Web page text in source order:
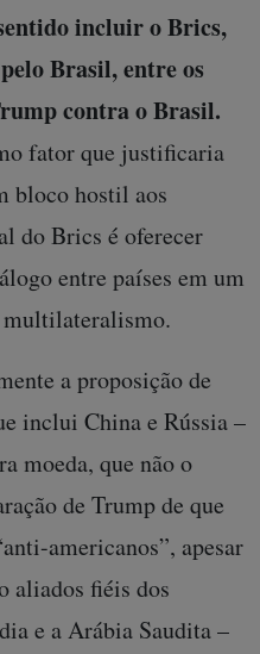
incluir o Brics,
Brasil, entre os
contra o Brasil.
fator que justificaria
bloco hostil aos
do Brics é oferecer
entre países em um
multilateralismo.
a proposição de
inclui China e Rússia –
moeda, que não o
de Trump de que
americanos”, apesar
aliados fiéis dos
e a Arábia Saudita –